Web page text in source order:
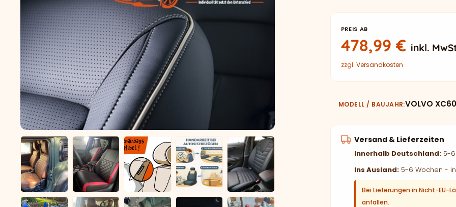
PREIS AB
478,99€ inkl.
zzgl. Versandkosten
MODELL / BAUJAHR VOLVO
Versand & Lieferzeiten
Innerhalb Deutschland:5-6
Ins Ausland:5-6 Wochen -
Bei Lieferungen in Nicht-EU-
anfallen.